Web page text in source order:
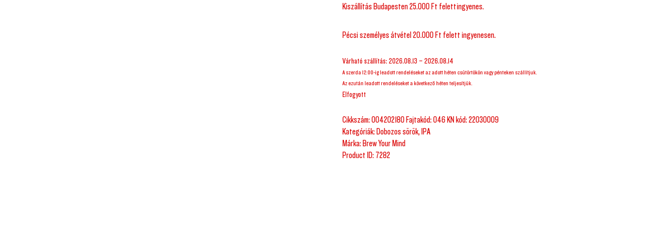
Kiszállítás Budapesten 25.000 Ft felett ingyenes.
Pécsi személyes átvétel 20.000 Ft felett ingyenesen.
Várható szállítás: 2026.08.13 – 2026.08.14
A szerda 12:00-ig leadott rendeléseket az adott héten csütörtökön vagy pénteken szállítjuk.
Az ezután leadott rendeléseket a következő héten teljesítjük.
Elfogyott
Cikkszám:004202180 Fajtakód: 046 KN kód: 22030009
Kategóriák:Dobozos sörök,IPA
Márka:Brew Your Mind
Product ID:7282